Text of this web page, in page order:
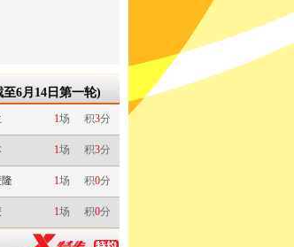
6月14日第一轮)
1场 积3分
1场 积3分
1场 积0分
1场 积0分